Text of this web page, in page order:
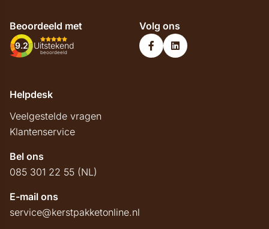
Beoordeeld met
9.2 Uitstekend
beoordeeld
Volg ons
Helpdesk
Veelgestelde vragen
Klantenservice
Bel ons
085 301 22 55 (NL)
E-mail ons
service@kerstpakketonline.nl